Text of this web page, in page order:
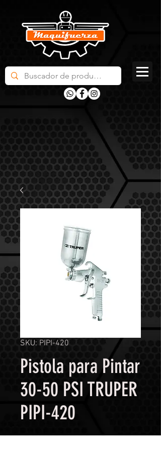
SKU: PIPI-420
Pistola para Pintar
30-50 PSI TRUPER
PIPI-420